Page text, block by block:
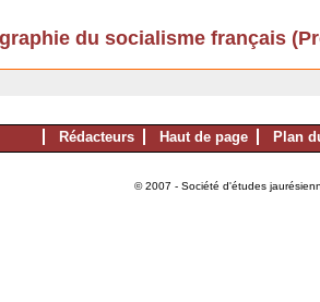
du socialisme français
Rédacteurs Haut de page Plan
© 2007 - Société d'études